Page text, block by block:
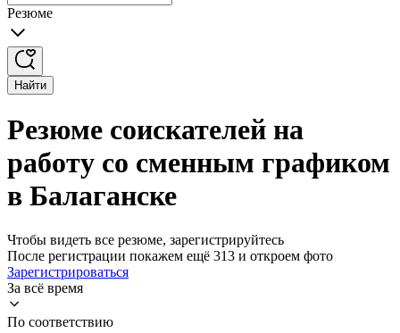
Резюме
Найти
Резюме соискателей на
работу со сменным графиком
в Балаганске
Чтобы видеть все резюме, зарегистрируйтесь
После регистрации покажем ещё 313 и откроем фото
Зарегистрироваться
За всё время
По соответствию